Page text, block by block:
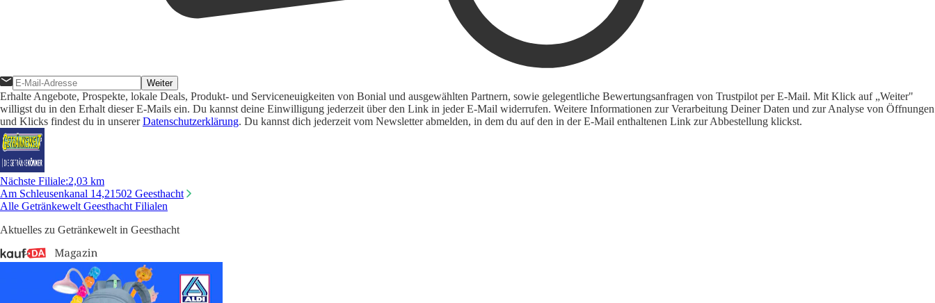
Weiter
Erhalte Angebote, Prospekte, lokale Deals, Produkt- und Serviceneuigkeiten von Bonial und ausgewählten Partnern, sowie gelegentliche Bewertungsanfragen von Trustpilot per E-Mail. Mit Klick auf „Weiter"
willigst du in den Erhalt dieser E-Mails ein. Du kannst deine Einwilligung jederzeit über den Link in jeder E-Mail widerrufen. Weitere Informationen zur Verarbeitung Deiner Daten und zur Analyse von Öffnungen
und Klicks findest du in unsererDatenschutzerklärung. Du kannst dich jederzeit vom Newsletter abmelden, in dem du auf den in der E-Mail enthaltenen Link zur Abbestellung klickst.
Nächste Filiale:2,03 km
Am Schleusenkanal 14,21502 Geesthacht
Alle Getränkewelt Geesthacht Filialen
Aktuelles zu Getränkewelt in Geesthacht